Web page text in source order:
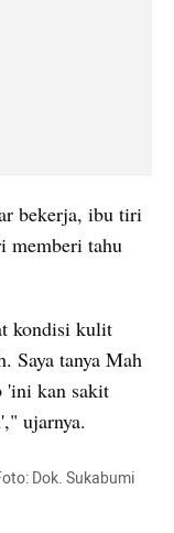
bekerja, ibu tiri
memberi tahu
kondisi kulit
Saya tanya Mah
'ini kan sakit
ujarnya.
Dok. Sukabumi